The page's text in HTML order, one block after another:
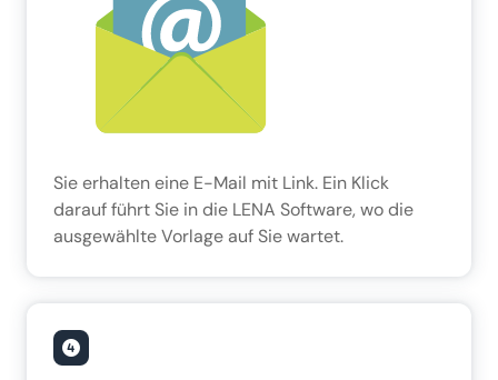
Sie erhalten eine E-Mail mit Link. Ein Klick
darauf führt Sie in die LENA Software, wo die
ausgewählte Vorlage auf Sie wartet.